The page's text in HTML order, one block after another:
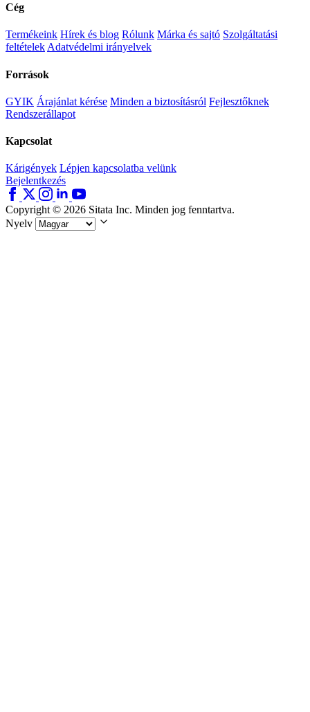
Cég
Termékeink Hírek és blog Rólunk Márka és sajtó Szolgáltatási
feltételek Adatvédelmi irányelvek
Források
GYIK Árajánlat kérése Minden a biztosításról Fejlesztőknek
Rendszerállapot
Kapcsolat
Kárigények Lépjen kapcsolatba velünk
Bejelentkezés
Copyright © 2026 Sitata Inc. Minden jog fenntartva.
Nyelv